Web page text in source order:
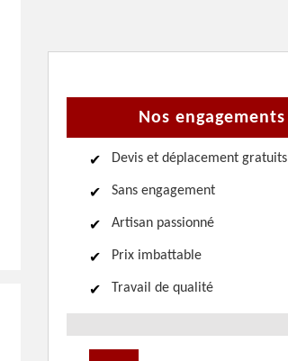
Nos engagements
Devis et déplacement gratuits
Sans engagement
Artisan passionné
Prix imbattable
Travail de qualité